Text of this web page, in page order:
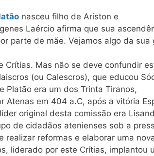
nasceu filho de Ariston e
Laércio afirma que sua
parte de mãe. Vejamos algo da
Crítias. Mas não se deve confundir
(ou Calescros), que educou
Platão era um dos Trinta Tiranos,
Atenas em 404 a.C, após a vitória
original desta comissão era
de cidadãos atenienses sob a
realizar reformas e elaborar uma
liderado por este Crítias, implantou